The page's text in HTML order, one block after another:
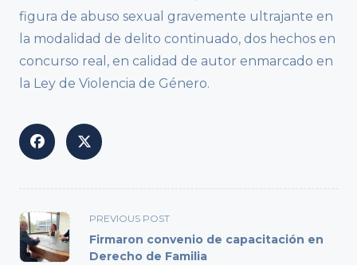
figura de abuso sexual gravemente ultrajante en
la modalidad de delito continuado, dos hechos en
concurso real, en calidad de autor enmarcado en
la Ley de Violencia de Género.
<span
class="nav-
subtitle
PREVIOUS POST
Firmaron convenio de capacitación en
Derecho de Familia